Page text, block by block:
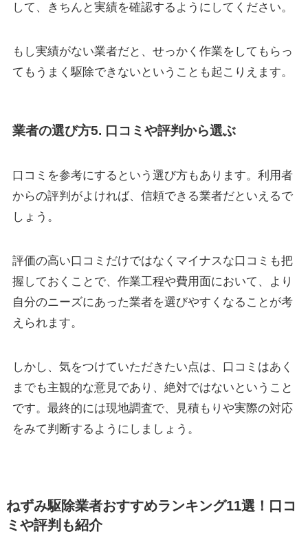
して、きちんと実績を確認するようにしてください。
もし実績がない業者だと、せっかく作業をしてもらっ
てもうまく駆除できないということも起こりえます。
業者の選び方5. 口コミや評判から選ぶ
口コミを参考にするという選び方もあります。利用者
からの評判がよければ、信頼できる業者だといえるで
しょう。
評価の高い口コミだけではなくマイナスな口コミも把
握しておくことで、作業工程や費用面において、より
自分のニーズにあった業者を選びやすくなることが考
えられます。
しかし、気をつけていただきたい点は、口コミはあく
までも主観的な意見であり、絶対ではないということ
です。最終的には現地調査で、見積もりや実際の対応
をみて判断するようにしましょう。
ねずみ駆除業者おすすめランキング11選！口コ
ミや評判も紹介